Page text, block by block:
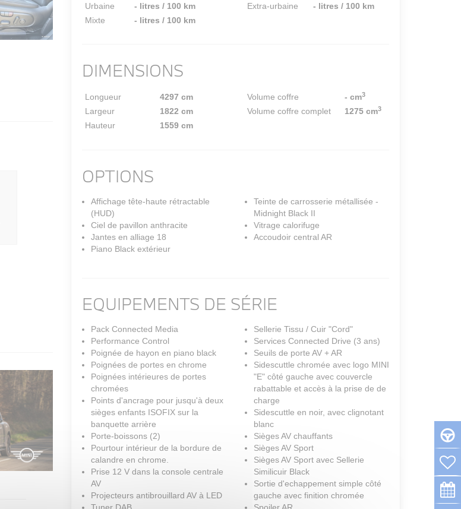
Urbaine
- litres / 100 km
Mixte
- litres / 100 km
Extra-urbaine - litres / 100 km
DIMENSIONS
Longueur
4297 cm
Largeur
1822 cm
Hauteur
1559 cm
Volume coffre - cm3
Volume coffre complet 1275 cm3
OPTIONS
Affichage tête-haute rétractable
(HUD)
Ciel de pavillon anthracite
Jantes en alliage 18
Piano Black extérieur
Teinte de carrosserie métallisée -
Midnight Black II
Vitrage calorifuge
Accoudoir central AR
EQUIPEMENTS DE SÉRIE
Pack Connected Media
Performance Control
Poignée de hayon en piano black
Poignées de portes en chrome
Poignées intérieures de portes
chromées
Points d'ancrage pour jusqu'à deux
sièges enfants ISOFIX sur la
banquette arrière
Porte-boissons (2)
Pourtour intérieur de la bordure de
calandre en chrome.
Prise 12 V dans la console centrale
AV
Projecteurs antibrouillard AV à LED
Sellerie Tissu / Cuir "Cord"
Services Connected Drive (3 ans)
Seuils de porte AV + AR
Sidescuttle chromée avec logo MINI
"E" côté gauche avec couvercle
rabattable et accès à la prise de de
charge
Sidescuttle en noir, avec clignotant
blanc
Sièges AV chauffants
Sièges AV Sport
Sièges AV Sport avec Sellerie
Similicuir Black
Sortie d'echappement simple côté
gauche avec finition chromée